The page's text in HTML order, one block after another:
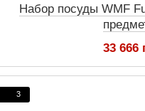
Набор посуды WMF
33 666
3